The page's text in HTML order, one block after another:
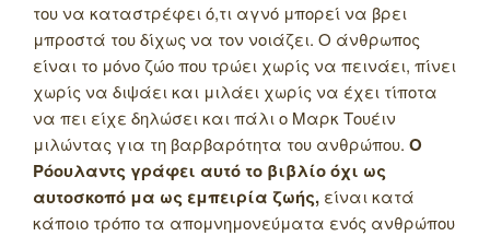
του να καταστρέφει ό,τι αγνό μπορεί να βρει
μπροστά του δίχως να τον νοιάζει. Ο άνθρωπος
είναι το μόνο ζώο που τρώει χωρίς να πεινάει, πίνει
χωρίς να διψάει και μιλάει χωρίς να έχει τίποτα
να πει είχε δηλώσει και πάλι ο Μαρκ Τουέιν
μιλώντας για τη βαρβαρότητα του ανθρώπου. Ο
Ρόουλαντς γράφει αυτό το βιβλίο όχι ως
αυτοσκοπό μα ως εμπειρία ζωής, είναι κατά
κάποιο τρόπο τα απομνημονεύματα ενός ανθρώπου